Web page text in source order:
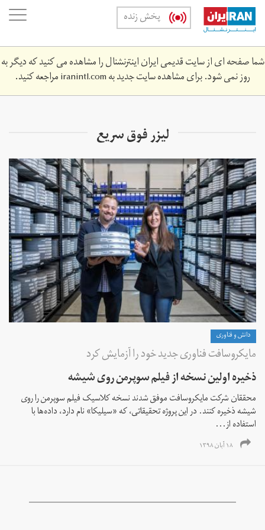
Skip
main
content
پخش زنده
شما صفحه ای از سایت قدیمی ایران اینترنشنال را مشاهده می کنید که دیگر به
روز نمی شود. برای مشاهده سایت جدید بهiranintl.comمراجعه کنید.
لیزر فوق سریع
دانش و فناوری
مایکروسافت فناوری جدید خود را آزمایش کرد
ذخیره اولین نسخه از فیلم سوپرمن روی شیشه
محققان شرکت مایکروسافت موفق شدند نسخه کلاسیک فیلم سوپرمن را روی
شیشه ذخیره کنند. در این پروژه تحقیقاتی، که «سیلیکا» نام دارد، داده‌ها با
استفاده از...
۱۸ آبان ۱۳۹۸